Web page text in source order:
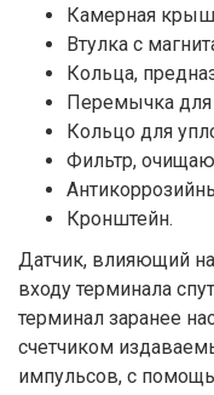
Камерная
Втулка с
Кольца,
Перемычка
Кольцо для
Фильтр,
Кронштейн.
Датчик, влияющий
входу терминала
терминал заранее
счетчиком
импульсов, с